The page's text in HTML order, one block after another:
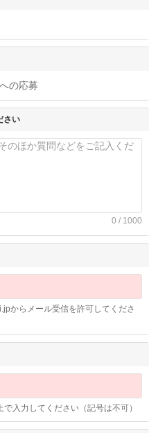
の応募
さい
0 / 1000
からメール受信を許可してくださ
入力してください（記号は不可）